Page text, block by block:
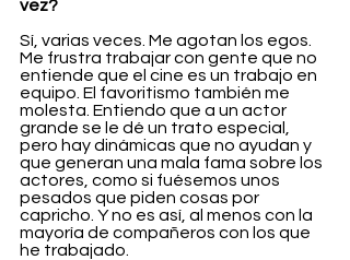
vez?
Sí, varias veces. Me agotan los egos.
Me frustra trabajar con gente que no
entiende que el cine es un trabajo en
equipo. El favoritismo también me
molesta. Entiendo que a un actor
grande se le dé un trato especial,
pero hay dinámicas que no ayudan y
que generan una mala fama sobre los
actores, como si fuésemos unos
pesados que piden cosas por
capricho. Y no es así, al menos con la
mayoría de compañeros con los que
he trabajado.